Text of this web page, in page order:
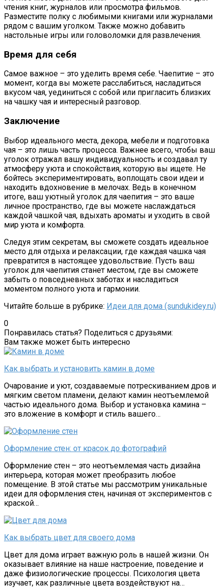
чтения книг, журналов или просмотра фильмов.
Разместите полку с любимыми книгами или журналами
рядом с вашим уголком. Также можно добавить
настольные игры или головоломки для развлечения.
Время для себя
Самое важное – это уделить время себе. Чаепитие – это
момент, когда вы можете расслабиться, насладиться
вкусом чая, уединиться с собой или пригласить близких
на чашку чая и интересный разговор.
Заключение
Выбор идеального места, декора, мебели и подготовка
чая – это лишь часть процесса. Важнее всего, чтобы ваш
уголок отражал вашу индивидуальность и создавал ту
атмосферу уюта и спокойствия, которую вы ищете. Не
бойтесь экспериментировать, воплощать свои идеи и
находить вдохновение в мелочах. Ведь в конечном
итоге, ваш уютный уголок для чаепития – это ваше
личное пространство, где вы можете наслаждаться
каждой чашкой чая, вдыхать ароматы и уходить в свой
мир уюта и комфорта.
Следуя этим секретам, вы сможете создать идеальное
место для отдыха и релаксации, где каждая чашка чая
превратится в настоящее удовольствие. Пусть ваш
уголок для чаепития станет местом, где вы сможете
забыть о повседневных заботах и насладиться
моментом полного уюта и гармонии.
Читайте больше в рубрике: Идеи для дома (sundukidey.ru)
0
Понравилась статья? Поделиться с друзьями:
Вам также может быть интересно
Как выбрать и установить камин в доме
Очарование и уют, создаваемые потрескиванием дров и
мягким светом пламени, делают камин неотъемлемой
частью идеального дома. Выбор и установка камина –
это вложение в комфорт и стиль вашего…
Оформление стен: от красок до фотографий
Оформление стен – это неотъемлемая часть дизайна
интерьера, которая может преобразить любое
помещение. В этой статье мы рассмотрим уникальные
идеи для оформления стен, начиная от экспериментов с
краской…
Как выбрать цвет для своего дома
Цвет для дома играет важную роль в нашей жизни. Он
оказывает влияние на наше настроение, поведение и
даже физиологические процессы. Психология цвета
изучает, как различные цвета воздействуют на…